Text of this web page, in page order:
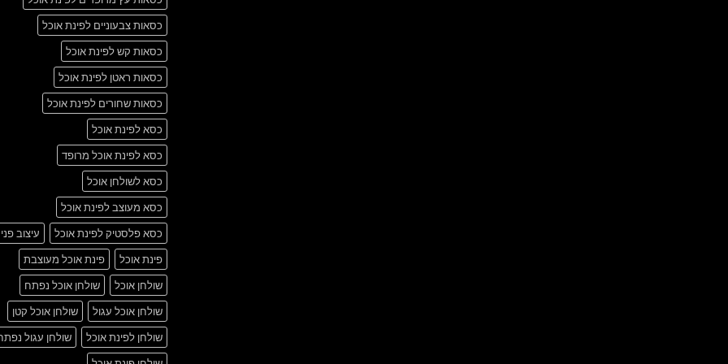
כסאות צבעוניים לפינת אוכל
כסאות קש לפינת אוכל
כסאות ראטן לפינת אוכל
כסאות שחורים לפינת אוכל
כסא לפינת אוכל
כסא לפינת אוכל מרופד
כסא לשולחן אוכל
כסא מעוצב לפינת אוכל
כסא פלסטיק לפינת אוכל
עיצוב
פינת אוכל
פינת אוכל מעוצבת
שולחן אוכל
שולחן אוכל נפתח
שולחן אוכל עגול
שולחן אוכל קטן
שולחן לפינת אוכל
שולחן עגול